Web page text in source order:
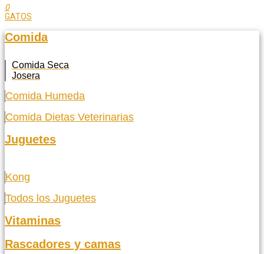
0
GATOS
Comida
Comida Seca
Josera
Comida Humeda
Comida Dietas Veterinarias
Juguetes
Kong
Todos los Juguetes
Vitaminas
Rascadores y camas